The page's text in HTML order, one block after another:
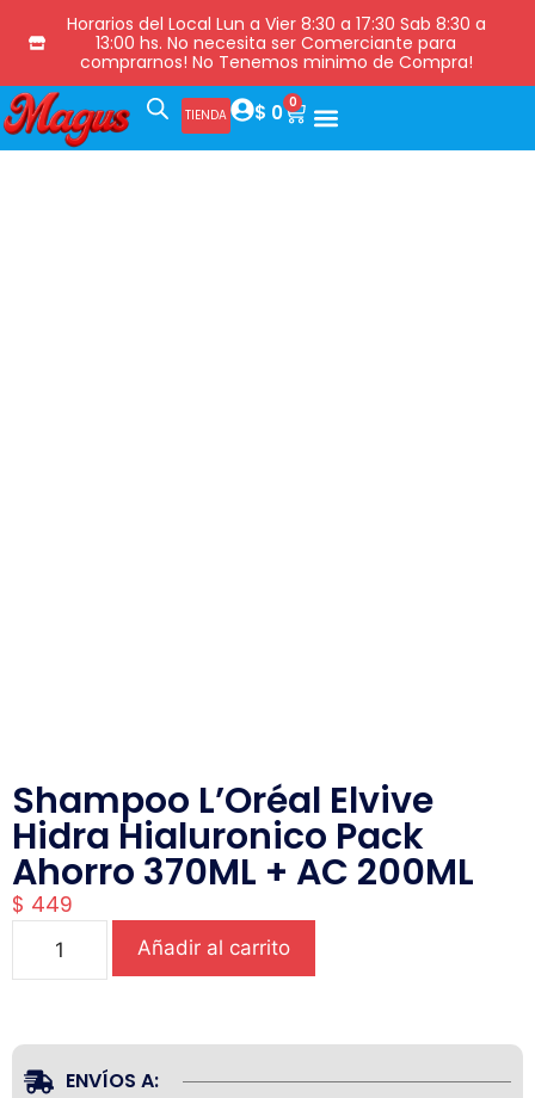
Horarios del Local Lun a Vier 8:30 a 17:30 Sab 8:30 a
13:00 hs. No necesita ser Comerciante para
comprarnos! No Tenemos minimo de Compra!
TIENDA $ 0 0
Shampoo L’Oréal Elvive
Hidra Hialuronico Pack
Ahorro 370ML + AC 200ML
$ 449
Añadir al carrito
ENVÍOS A: